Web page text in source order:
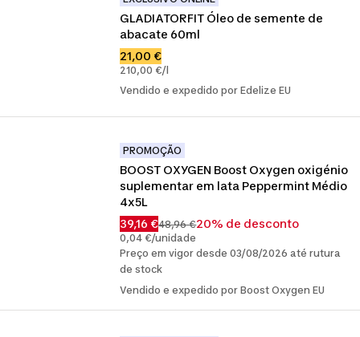
GLADIATORFIT Óleo de semente de
abacate 60ml
21,00 €
210,00 €/l
Vendido e expedido por Edelize EU
PROMOÇÃO
BOOST OXYGEN Boost Oxygen oxigénio
suplementar em lata Peppermint Médio
4x5L
39,16 €48,96 €20% de desconto
0,04 €/unidade
Preço em vigor desde 03/08/2026 até rutura
de stock
Vendido e expedido por Boost Oxygen EU